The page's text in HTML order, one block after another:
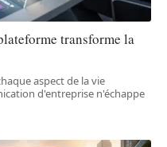
transforme la
aspect de la vie
d'entreprise n'échappe